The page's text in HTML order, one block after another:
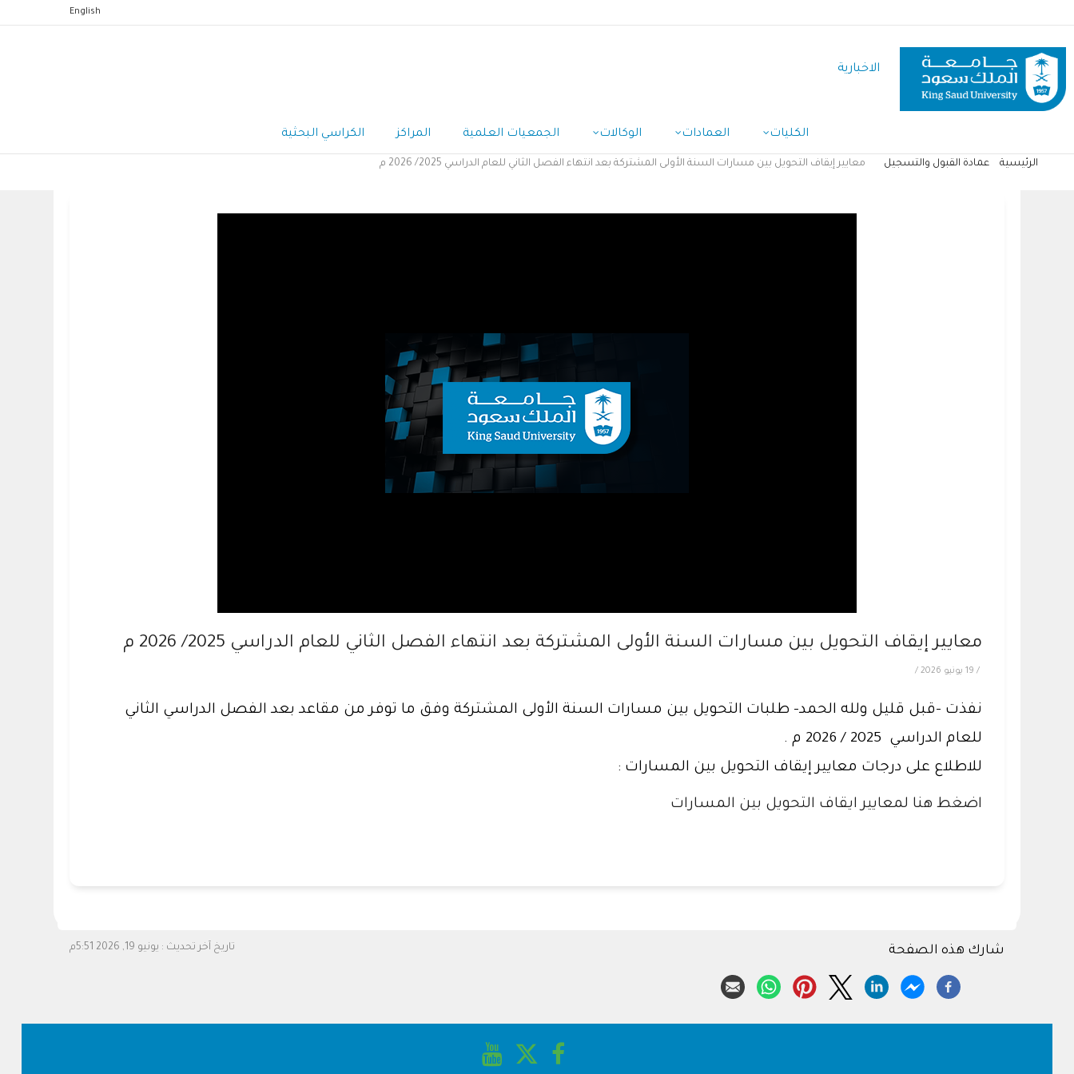
المحتوى
الرئيسي
English
الاخبارية
Navigation
الكليات العمادات الوكالات الجمعيات العلمية المراكز الكراسي البحثية
الرئيسية عمادة القبول والتسجيل معايير إيقاف التحويل بين مسارات السنة الأولى المشتركة بعد انتهاء الفصل الثاني للعام الدراسي 2025/ 2026 م
معايير إيقاف التحويل بين مسارات السنة الأولى المشتركة بعد انتهاء الفصل الثاني للعام الدراسي 2025/ 2026 م
/ 19 يونيو 2026 /
نفذت -قبل قليل ولله الحمد- طلبات التحويل بين مسارات السنة الأولى المشتركة وفق ما توفر من مقاعد بعد الفصل الدراسي الثاني
للعام الدراسي 2025 / 2026 م .
للاطلاع على درجات معايير إيقاف التحويل بين المسارات :
اضغط هنا لمعايير ايقاف التحويل بين المسارات
تاريخ آخر تحديث : يونيو 19, 2026 5:51م شارك هذه الصفحة